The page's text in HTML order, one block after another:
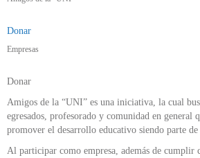
Donar
Empresas
Donar
Amigos de la “UNI” es una iniciativa, la cual
egresados, profesorado y comunidad en general
promover el desarrollo educativo siendo parte
Al participar como empresa, además de cumplir